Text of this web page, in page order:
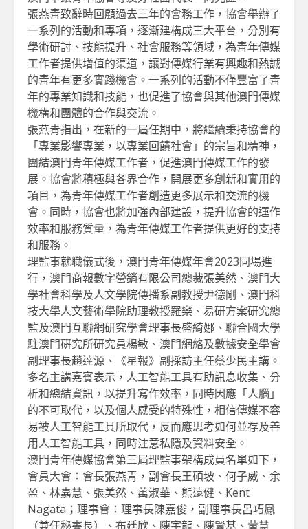
張燕青致辭時回顧過去三年的會務工作，協會舉辦了
一系列的活動和專項，逐漸建構成三大平台，分別有
學術研討、技能提升、社會服務等領域，為青年傳媒
工作者提供增值的渠道，讓對傳媒行業有興趣和熱誠
的青年有更多實踐機會。一系列的活動不僅豐富了青
年的專業知識和技能，也促進了協會與其他澳門傳媒
機構和團體的合作與交流。
張燕青指出，在新的一屆任期中，將繼續秉持協會的
「專業影響專業，以專業回饋社會」的宗旨和精神，
團結澳門青年傳媒工作者，促進澳門傳媒工作的發
展。協會將積極與各界合作，開展更多創新和實用的
項目，為青年傳媒工作者創造更多展示和交流的機
會。同時，協會也將加強內部建設，提升協會的運作
效率和服務質量，為青年傳媒工作者提供更好的支持
和服務。
理監事就職儀式後，澳門青年傳媒年會2023同場進
行，澳門商報數字營銷有限公司總裁張美然、澳門大
學社會科學及人文學院傳播系副教授尹德剛、澳門科
技大學人文藝術學院助理教授羅樂、易研方案研究總
監及澳門互聯網研究學會理事長盛綺娜、聯合國大學
駐澳門硏究所研究員楊敏、澳門網絡及數據安全學會
副理事長趙達源、《星報》副採訪主任蔡少民主講。
多名主講嘉賓表示，人工智能工具有助訊息收集、分
析和總結資訊，以提升寫作效率，同時因應「人腦」
的不可取代，以及個人感受的特殊性，相信傳媒不容
易被人工智能工具所取代，反而應思考如何並存及善
用人工智能工具，同時注意私隱及資料安全。
澳門青年傳媒協會第三屆理監事架構成員名單如下，
會員大會：會長張燕青，副會長王碩坡、何子威、余
盈、林嘉慧、張美然、萬淑華、熊遠健、Kent
Nagata；理事會：理事長陳嘉俊，副理事長呂巧鳳
（兼任秘書長）、布廷欣、陳宇龍、陳賢基、黃慧